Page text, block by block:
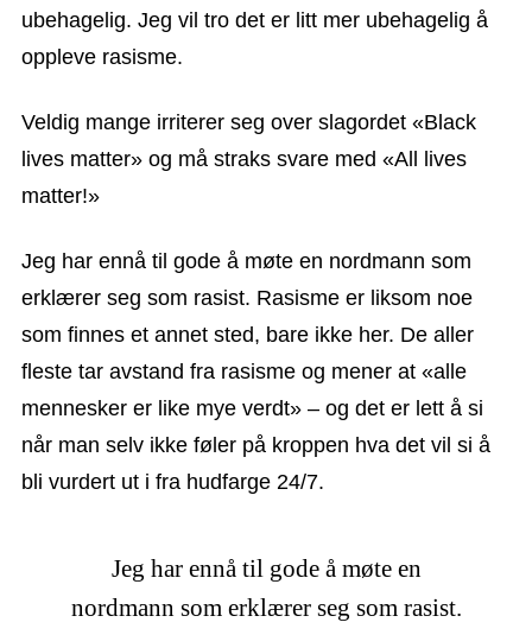
ubehagelig. Jeg vil tro det er litt mer ubehagelig å
oppleve rasisme.
Veldig mange irriterer seg over slagordet «Black
lives matter» og må straks svare med «All lives
matter!»
Jeg har ennå til gode å møte en nordmann som
erklærer seg som rasist. Rasisme er liksom noe
som finnes et annet sted, bare ikke her. De aller
fleste tar avstand fra rasisme og mener at «alle
mennesker er like mye verdt» – og det er lett å si
når man selv ikke føler på kroppen hva det vil si å
bli vurdert ut i fra hudfarge 24/7.
Jeg har ennå til gode å møte en
nordmann som erklærer seg som rasist.